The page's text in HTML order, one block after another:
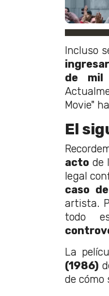
Incluso
de mil
Movie"
El
acto de
legal
caso
artista.
todo
La
(1986)
de cómo